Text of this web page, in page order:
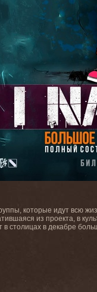
которые идут всю
из проекта, в
столицах в декабре